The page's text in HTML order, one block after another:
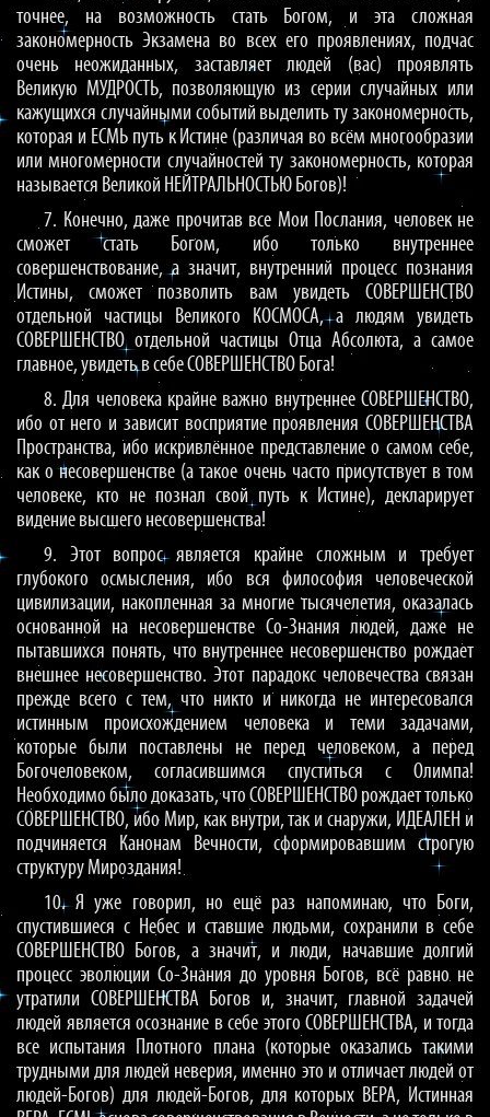
точнее, на возможность стать Богом, и эта сложная
закономерность Экзамена во всех его проявлениях, подчас
очень неожиданных, заставляет людей (вас) проявлять
Великую МУДРОСТЬ, позволяющую из серии случайных или
кажущихся случайными событий выделить ту закономерность,
которая и ЕСМЬ путь к Истине (различая во всём многообразии
или многомерности случайностей ту закономерность, которая
называется Великой НЕЙТРАЛЬНОСТЬЮ Богов)!
7. Конечно, даже прочитав все Мои Послания, человек не
сможет стать Богом, ибо только внутреннее
совершенствование, а значит, внутренний процесс познания
Истины, сможет позволить вам увидеть СОВЕРШЕНСТВО
отдельной частицы Великого КОСМОСА, а людям увидеть
СОВЕРШЕНСТВО отдельной частицы Отца Абсолюта, а самое
главное, увидеть в себе СОВЕРШЕНСТВО Бога!
8. Для человека крайне важно внутреннее СОВЕРШЕНСТВО,
ибо от него и зависит восприятие проявления СОВЕРШЕНСТВА
Пространства, ибо искривлённое представление о самом себе,
как о несовершенстве (а такое очень часто присутствует в том
человеке, кто не познал свой путь к Истине), декларирует
видение высшего несовершенства!
9. Этот вопрос является крайне сложным и требует
глубокого осмысления, ибо вся философия человеческой
цивилизации, накопленная за многие тысячелетия, оказалась
основанной на несовершенстве Со-Знания людей, даже не
пытавшихся понять, что внутреннее несовершенство рождает
внешнее несовершенство. Этот парадокс человечества связан
прежде всего с тем, что никто и никогда не интересовался
истинным происхождением человека и теми задачами,
которые были поставлены не перед человеком, а перед
Богочеловеком, согласившимся спуститься с Олимпа!
Необходимо было доказать, что СОВЕРШЕНСТВО рождает только
СОВЕРШЕНСТВО, ибо Мир, как внутри, так и снаружи, ИДЕАЛЕН и
подчиняется Канонам Вечности, сформировавшим строгую
структуру Мироздания!
10. Я уже говорил, но ещё раз напоминаю, что Боги,
спустившиеся с Небес и ставшие людьми, сохранили в себе
СОВЕРШЕНСТВО Богов, а значит, и люди, начавшие долгий
процесс эволюции Со-Знания до уровня Богов, всё равно не
утратили СОВЕРШЕНСТВА Богов и, значит, главной задачей
людей является осознание в себе этого СОВЕРШЕНСТВА, и тогда
все испытания Плотного плана (которые оказались такими
трудными для людей неверия, именно это и отличает людей от
людей-Богов) для людей-Богов, для которых ВЕРА, Истинная